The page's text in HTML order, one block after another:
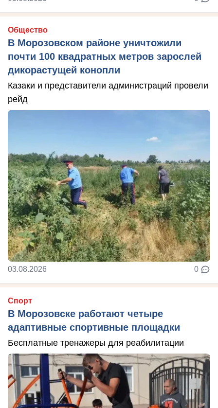
Общество
В Морозовском районе уничтожили
почти 100 квадратных метров зарослей
дикорастущей конопли
Казаки и представители администраций провели
рейд
03.08.2026 0
Спорт
В Морозовске работают четыре
адаптивные спортивные площадки
Бесплатные тренажеры для реабилитации